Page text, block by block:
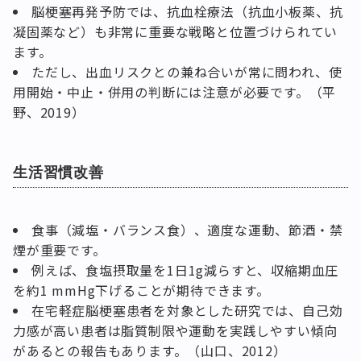
脳梗塞再発予防では、抗血栓療法（抗血小板薬、抗
凝固薬など）も非常に重要な戦略と位置づけられてい
ます。
ただし、出血リスクとの兼ね合いが常に問われ、使
用開始・中止・併用の判断には注意が必要です。（平
野、2019）
生活習慣改善
食事（減塩・バランス食）、適度な運動、節酒・禁
煙が重要です。
例えば、食塩摂取量を1日1g減らすと、収縮期血圧
を約1 mmHg下げることが期待できます。
在宅軽症脳梗塞患者を対象とした研究では、自己効
力感が高い患者は脂質制限や運動を実践しやすい傾向
があるとの報告もあります。（山口、2012）